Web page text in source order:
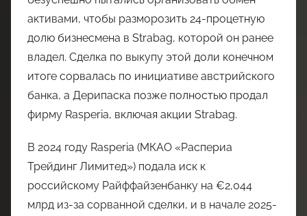
активами, чтобы разморозить 24-процетную
долю бизнесмена в Strabag, которой он ранее
владел. Сделка по выкупу этой доли конечном
итоге сорвалась по инициативе австрийского
банка, а Дерипаска позже полностью продал
фирму Rasperia, включая акции Strabag.
В 2024 году Rasperia (МКАО «Распериа
Трейдинг Лимитед») подала иск к
российскому Райффайзенбанку на €2,044
млрд из-за сорванной сделки, и в начале 2025-